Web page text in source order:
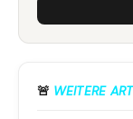
🚨 WEITERE